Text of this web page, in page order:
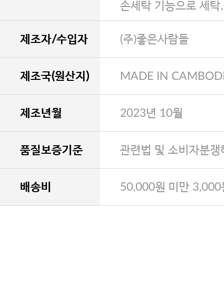
손세탁 기능으로 세탁
제조자/수입자 (주)좋은사람들
제조국(원산지) MADE IN
제조년월 2023년 10월
품질보증기준 관련법 및 소비자분
배송비 50,000원 미만 3,000